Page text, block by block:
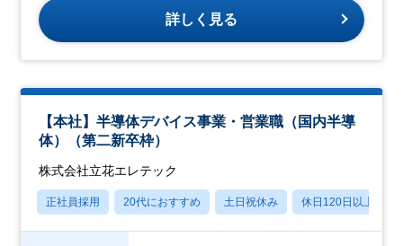
詳しく見る
【本社】半導体デバイス事業・営業職（国内半導
体）（第二新卒枠）
株式会社立花エレテック
正社員採用 20代におすすめ 土日祝休み 休日120日以上